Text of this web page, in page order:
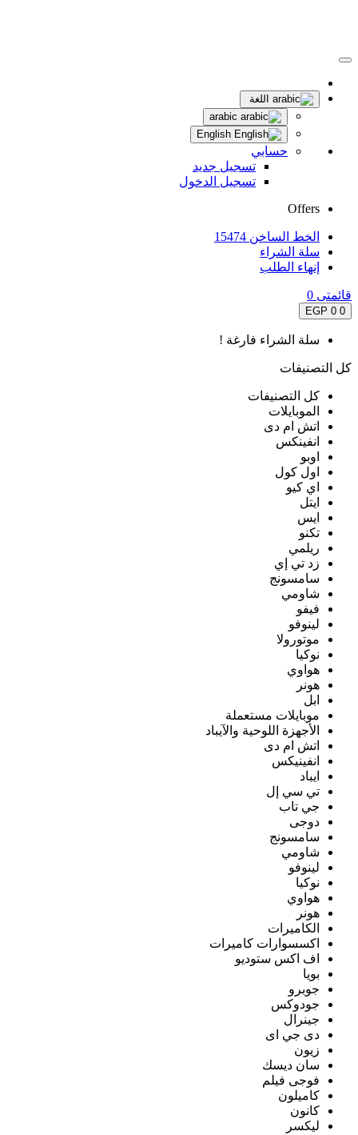
اللغة
حسابي
تسجيل جديد
تسجيل الدخول
Offers
الخط الساخن 15474
سلة الشراء
إنهاء الطلب
قائمتى 0
0
0 EGP
سلة الشراء فارغة !
كل التصنيفات
كل التصنيفات
الموبايلات
اتش ام دى
انفينكس
اوبو
اول كول
اي كيو
ايتل
ايس
تكنو
ريلمي
زد تي إي
سامسونج
شاومي
فيفو
لينوفو
موتورولا
نوكيا
هواوي
هونر
ابل
موبايلات مستعملة
الأجهزة اللوحية والآيباد
اتش ام دى
انفينيكس
ايباد
تي سي إل
جي تاب
دوجى
سامسونج
شاومي
لينوفو
نوكيا
هواوي
هونر
الكاميرات
اكسسوارات كاميرات
اف اكس ستوديو
بويا
جوبرو
جودوكس
جينرال
دى جي اى
زيون
سان ديسك
فوجى فيلم
كاميلون
كانون
ليكسر